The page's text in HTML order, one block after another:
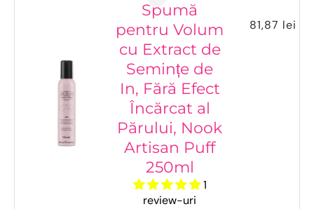
Spumă
pentru Volum
cu Extract de
Semințe de
In, Fără Efect
Încărcat al
Părului, Nook
Artisan Puff
250ml
1
review-uri
81,87 lei